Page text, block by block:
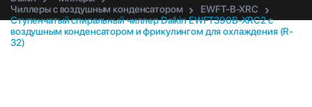
Чиллеры с воздушным конденсатором
EWFT-B-XRC
Ступенчатый спиральный чиллер Daikin EWFT390B-XRC2 с
воздушным конденсатором и фрикулингом для охлаждения (R-
32)